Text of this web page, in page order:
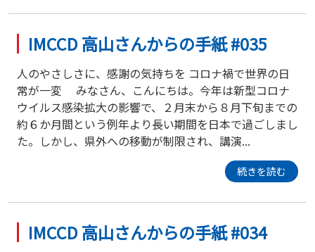
IMCCD 高山さんからの手紙 #035
人のやさしさに、感謝の気持ちを コロナ禍で世界の日
常が一変 みなさん、こんにちは。今年は新型コロナ
ウイルス感染拡大の影響で、２月末から８月下旬までの
約６か月間という例年より長い期間を日本で過ごしまし
た。しかし、県外への移動が制限され、講演...
続きを読む
IMCCD 高山さんからの手紙 #034